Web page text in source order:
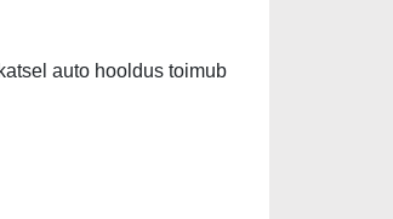
auto hooldus toimub